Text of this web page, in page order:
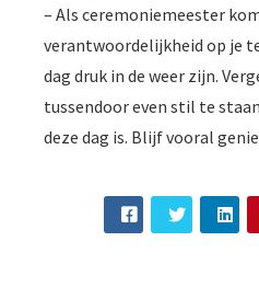
– Als ceremoniemeester
verantwoordelijkheid op je
dag druk in de weer zijn.
tussendoor even stil te
deze dag is. Blijf vooral